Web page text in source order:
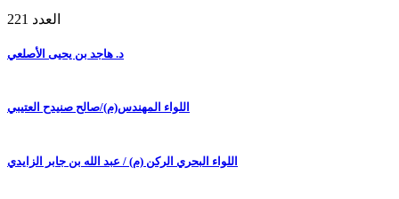
العدد 221
د. هاجد بن يحيى الأصلعي
اللواء المهندس(م)/صالح صنيدح العتيبي
اللواء البحري الركن (م) / عبد الله بن جابر الزايدي